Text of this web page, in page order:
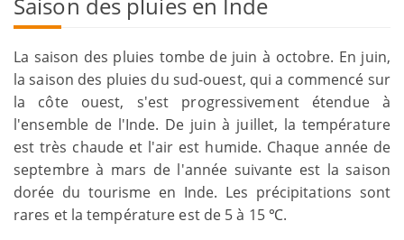
Saison des pluies en Inde
La saison des pluies tombe de juin à octobre. En juin,
la saison des pluies du sud-ouest, qui a commencé sur
la côte ouest, s'est progressivement étendue à
l'ensemble de l'Inde. De juin à juillet, la température
est très chaude et l'air est humide. Chaque année de
septembre à mars de l'année suivante est la saison
dorée du tourisme en Inde. Les précipitations sont
rares et la température est de 5 à 15 ℃.